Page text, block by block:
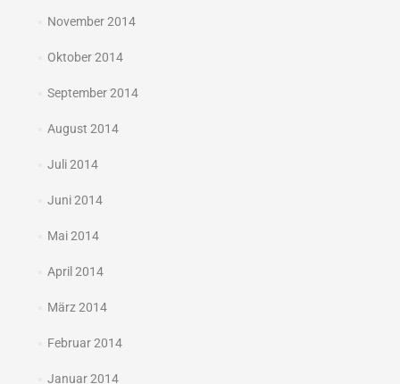
November 2014
Oktober 2014
September 2014
August 2014
Juli 2014
Juni 2014
Mai 2014
April 2014
März 2014
Februar 2014
Januar 2014